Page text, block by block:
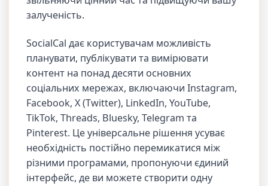
залученість.
SocialCal дає користувачам можливість
планувати, публікувати та вимірювати
контент на понад десяти основних
соціальних мережах, включаючи Instagram,
Facebook, X (Twitter), LinkedIn, YouTube,
TikTok, Threads, Bluesky, Telegram та
Pinterest. Це універсальне рішення усуває
необхідність постійно перемикатися між
різними програмами, пропонуючи єдиний
інтерфейс, де ви можете створити одну